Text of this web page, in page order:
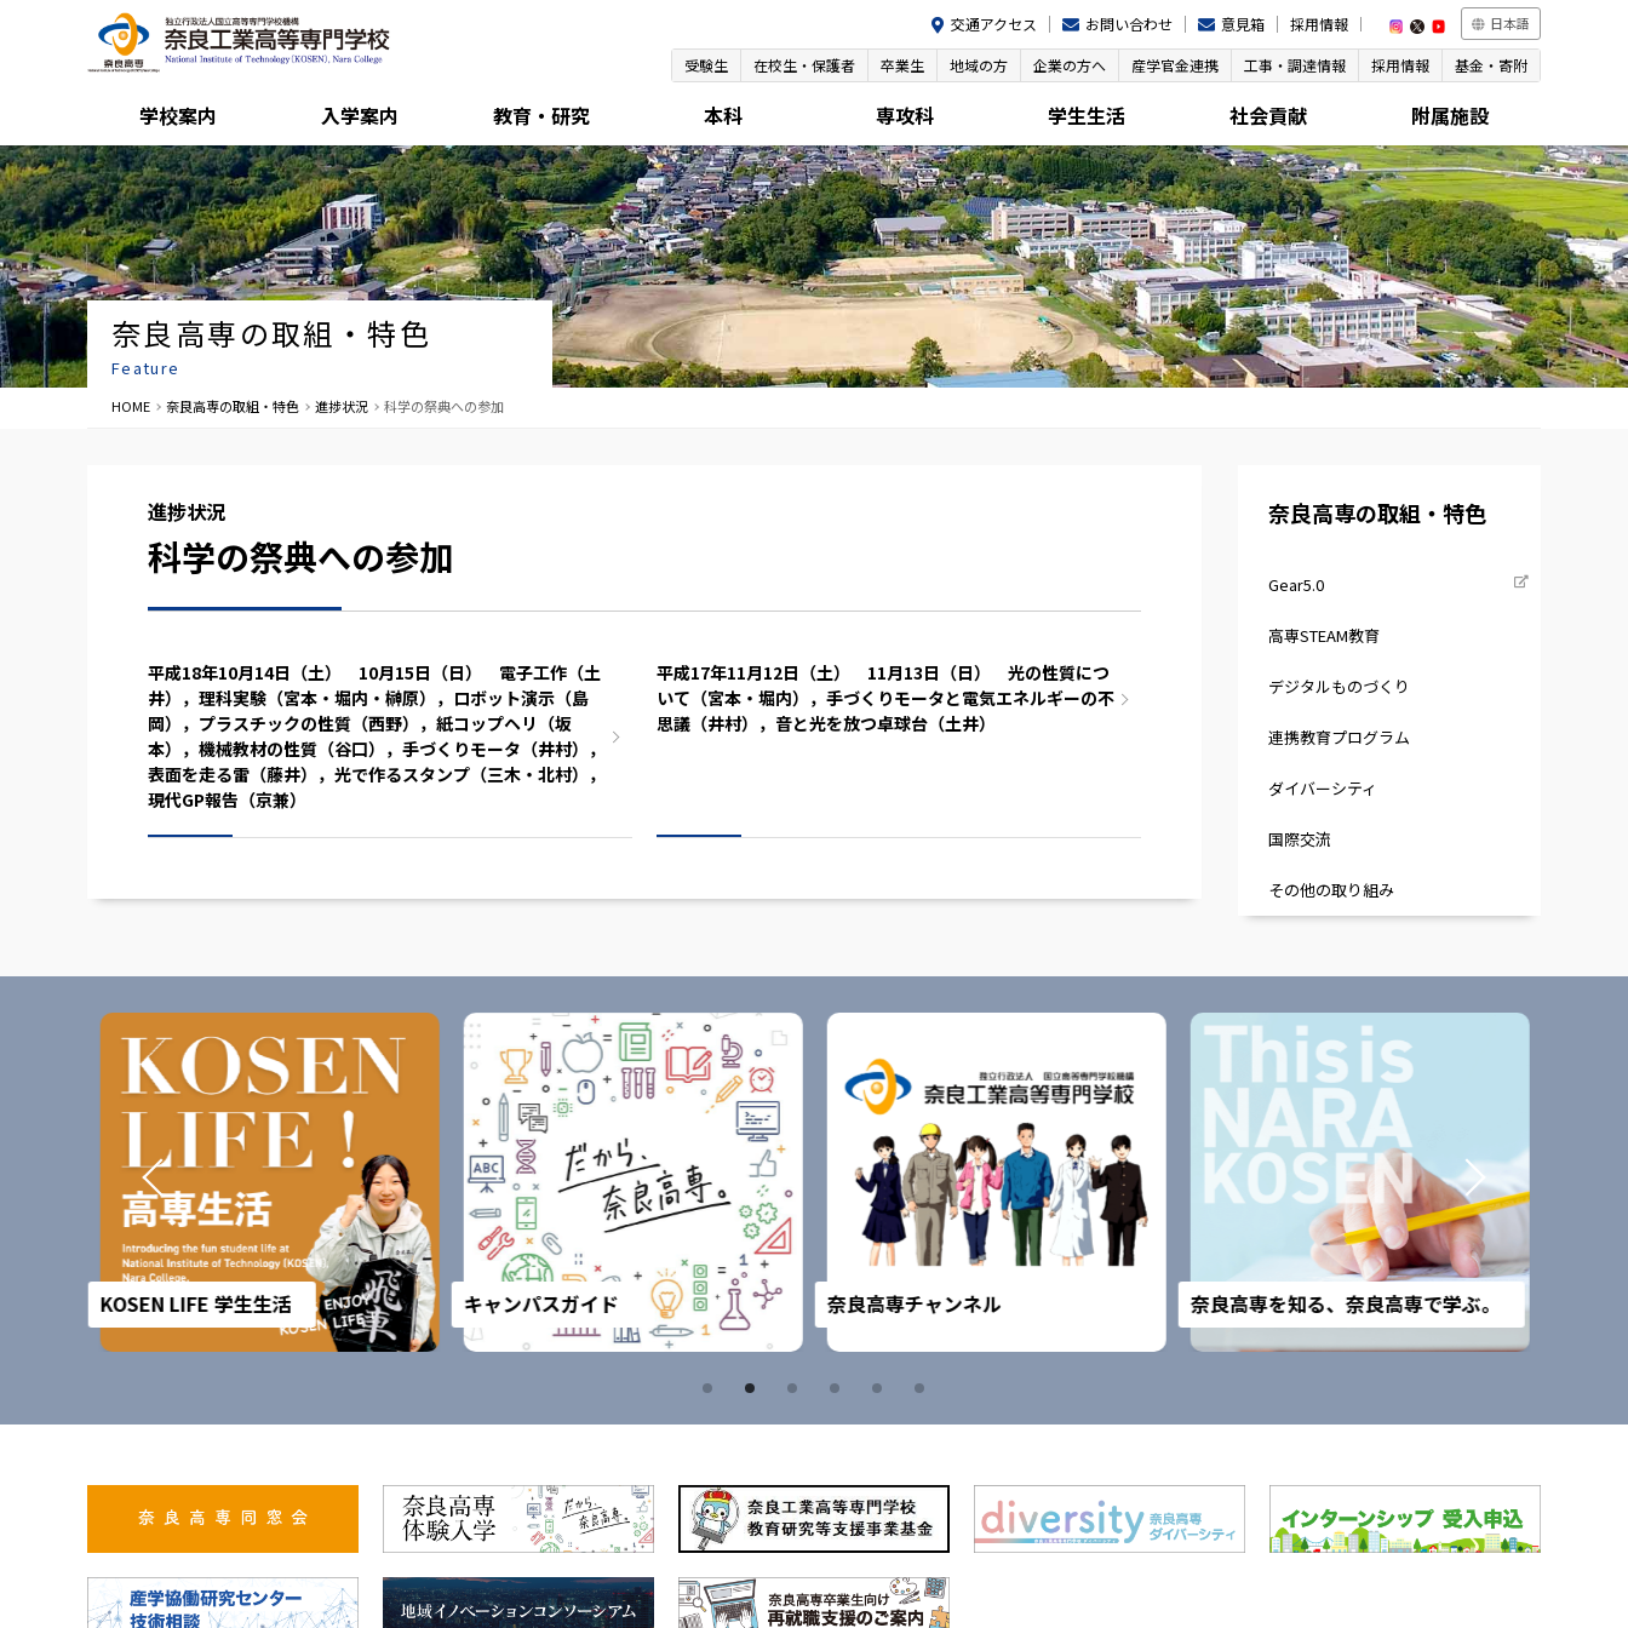
交通アクセス お問い合わせ 意見箱 採用情報 日本語
受験生 在校生・保護者 卒業生 地域の方 企業の方へ 産学官金連携 工事・調達情報 採用情報 基金・寄附
学校案内 入学案内 教育・研究 本科 専攻科 学生生活 社会貢献 附属施設
奈良高専の取組・特色
Feature
HOME 奈良高専の取組・特色 進捗状況 科学の祭典への参加
進捗状況
科学の祭典への参加
平成18年10月14日（土） 10月15日（日） 電子工作（土
井），理科実験（宮本・堀内・榊原），ロボット演示（島
岡），プラスチックの性質（西野），紙コップヘリ（坂
本），機械教材の性質（谷口），手づくりモータ（井村），
表面を走る雷（藤井），光で作るスタンプ（三木・北村），
現代GP報告（京兼）
平成17年11月12日（土） 11月13日（日） 光の性質につ
いて（宮本・堀内），手づくりモータと電気エネルギーの不
思議（井村），音と光を放つ卓球台（土井）
奈良高専の取組・特色
Gear5.0
高専STEAM教育
デジタルものづくり
連携教育プログラム
ダイバーシティ
国際交流
その他の取り組み
KOSEN LIFE 学生生活 キャンパスガイド 奈良高専チャンネル 奈良高専を知る、奈良高専で学ぶ。